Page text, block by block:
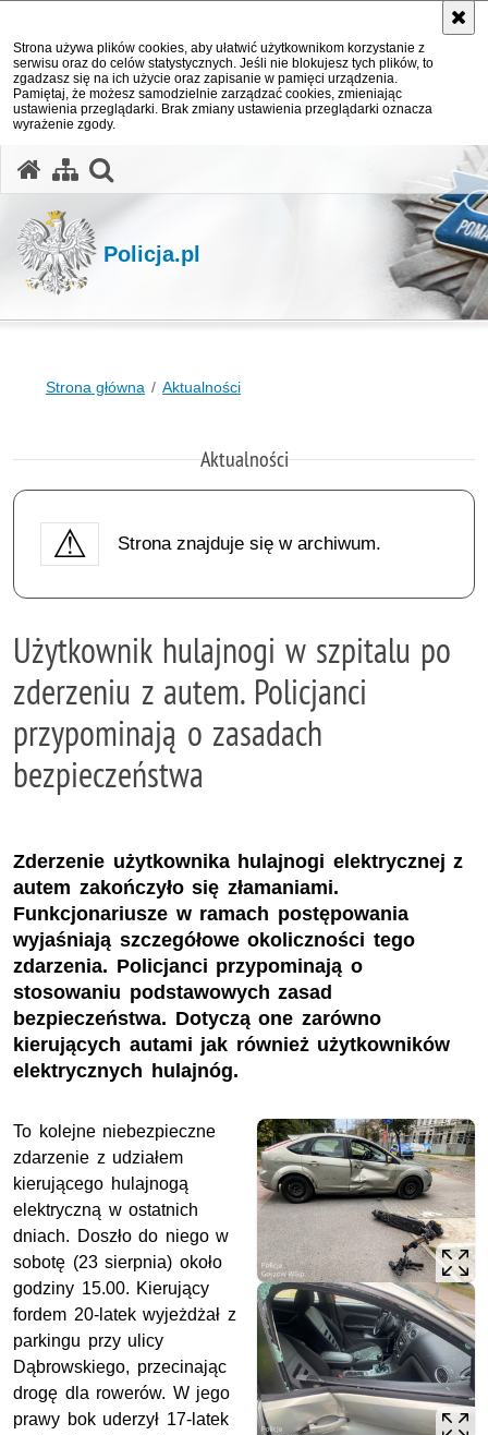
Strona używa plików cookies, aby ułatwić użytkownikom korzystanie z
serwisu oraz do celów statystycznych. Jeśli nie blokujesz tych plików, to
zgadzasz się na ich użycie oraz zapisanie w pamięci urządzenia.
Pamiętaj, że możesz samodzielnie zarządzać cookies, zmieniając
ustawienia przeglądarki. Brak zmiany ustawienia przeglądarki oznacza
wyrażenie zgody.
Policja.pl
Strona główna Aktualności
Aktualności
Strona znajduje się w archiwum.
Użytkownik hulajnogi w szpitalu po
zderzeniu z autem. Policjanci
przypominają o zasadach
bezpieczeństwa
Zderzenie użytkownika hulajnogi elektrycznej z
autem zakończyło się złamaniami.
Funkcjonariusze w ramach postępowania
wyjaśniają szczegółowe okoliczności tego
zdarzenia. Policjanci przypominają o
stosowaniu podstawowych zasad
bezpieczeństwa. Dotyczą one zarówno
kierujących autami jak również użytkowników
elektrycznych hulajnóg.
To kolejne niebezpieczne
zdarzenie z udziałem
kierującego hulajnogą
elektryczną w ostatnich
dniach. Doszło do niego w
sobotę (23 sierpnia) około
godziny 15.00. Kierujący
fordem 20-latek wyjeżdżał z
parkingu przy ulicy
Dąbrowskiego, przecinając
drogę dla rowerów. W jego
prawy bok uderzył 17-latek